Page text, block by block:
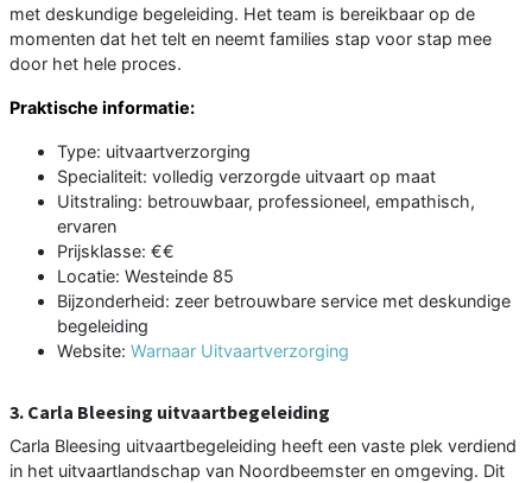
met deskundige begeleiding. Het team is bereikbaar op de
momenten dat het telt en neemt families stap voor stap mee
door het hele proces.
Praktische informatie:
Type: uitvaartverzorging
Specialiteit: volledig verzorgde uitvaart op maat
Uitstraling: betrouwbaar, professioneel, empathisch,
ervaren
Prijsklasse: €€
Locatie: Westeinde 85
Bijzonderheid: zeer betrouwbare service met deskundige
begeleiding
Website: Warnaar Uitvaartverzorging
3. Carla Bleesing uitvaartbegeleiding
Carla Bleesing uitvaartbegeleiding heeft een vaste plek verdiend
in het uitvaartlandschap van Noordbeemster en omgeving. Dit